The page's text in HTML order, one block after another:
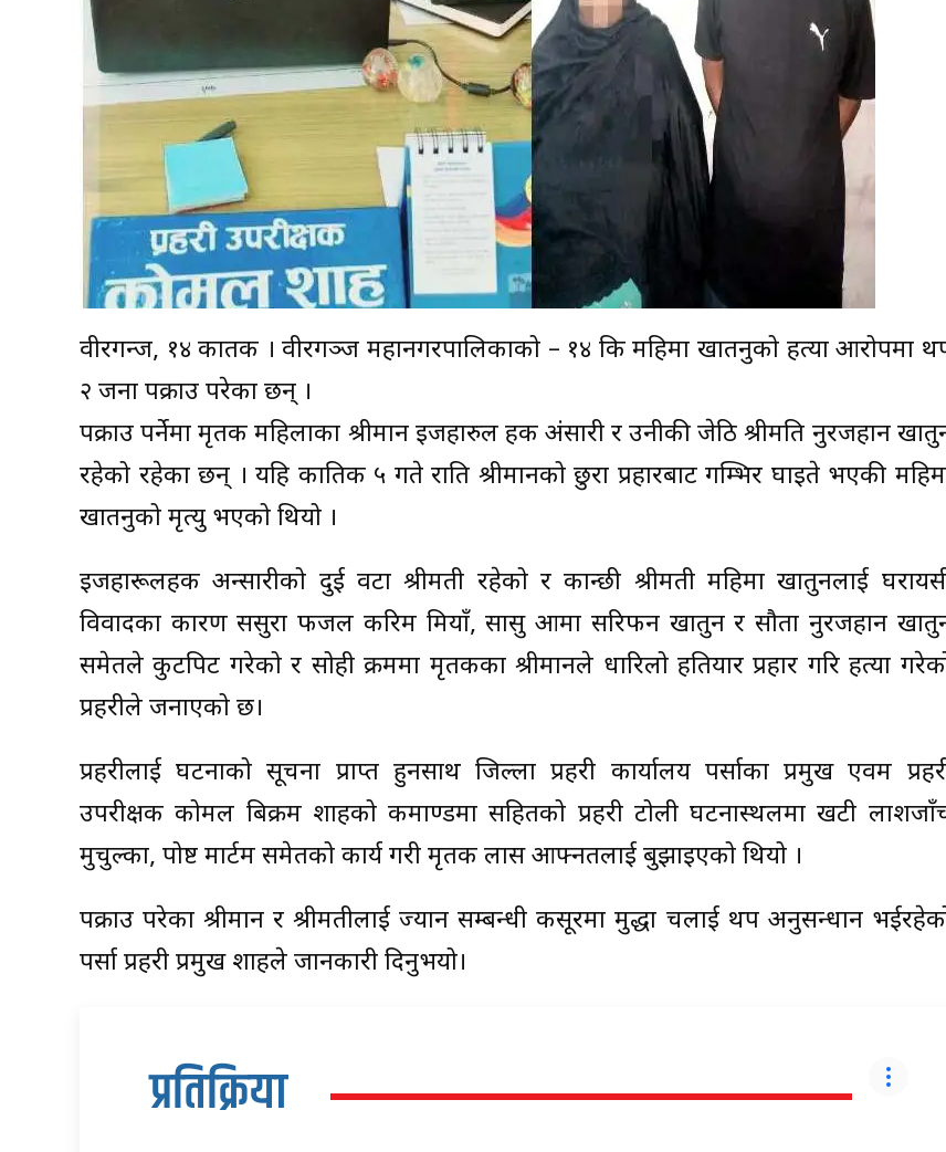
वीरगन्ज, १४ कार्तिक । वीरगञ्ज महानगरपालिकाको – १४ कि महिमा खातनुको हत्या आरोपमा
२ जना पक्राउ परेका छन् ।
पक्राउ पर्नेमा मृतक महिलाका श्रीमान इजहारुल हक अंसारी र उनीकी जेठि श्रीमति नुरजहान
रहेको रहेका छन् । यहि कातिक ५ गते राति श्रीमानको छुरा प्रहारबाट गम्भिर घाइते भएकी
खातनुको मृत्यु भएको थियो ।
इजहारूलहक अन्सारीको दुई वटा श्रीमती रहेको र कान्छी श्रीमती महिमा खातुनलाई
विवादका कारण ससुरा फजल करिम मियाँ, सासु आमा सरिफन खातुन र सौता नुरजहान
समेतले कुटपिट गरेको र सोही क्रममा मृतकका श्रीमानले धारिलो हतियार प्रहार गरि हत्या
प्रहरीले जनाएको छ।
प्रहरीलाई घटनाको सूचना प्राप्त हुनसाथ जिल्ला प्रहरी कार्यालय पर्साका प्रमुख एवम
उपरीक्षक कोमल बिक्रम शाहको कमाण्डमा सहितको प्रहरी टोली घटनास्थलमा खटी
मुचुल्का, पोष्ट मार्टम समेतको कार्य गरी मृतक लास आफ्नतलाई बुझाइएको थियो ।
पक्राउ परेका श्रीमान र श्रीमतीलाई ज्यान सम्बन्धी कसूरमा मुद्धा चलाई थप अनुसन्धान
पर्सा प्रहरी प्रमुख शाहले जानकारी दिनुभयो।
प्रतिक्रिया